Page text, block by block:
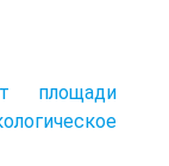
площади